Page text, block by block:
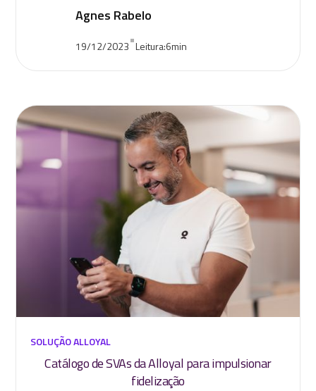
Agnes Rabelo
19/12/2023•Leitura:6min
SOLUÇÃO ALLOYAL
Catálogo de SVAs da Alloyal para impulsionar
fidelização